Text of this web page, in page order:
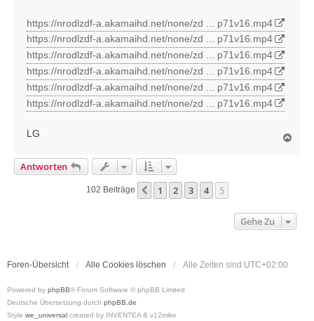
a
g
https://nrodlzdf-a.akamaihd.net/none/zd ... p71v16.mp4
https://nrodlzdf-a.akamaihd.net/none/zd ... p71v16.mp4
https://nrodlzdf-a.akamaihd.net/none/zd ... p71v16.mp4
https://nrodlzdf-a.akamaihd.net/none/zd ... p71v16.mp4
https://nrodlzdf-a.akamaihd.net/none/zd ... p71v16.mp4
https://nrodlzdf-a.akamaihd.net/none/zd ... p71v16.mp4
LG
n
Antworten
102 Beiträge Vorherige
1 2 3 4 5
Gehe Zu
Foren-Übersicht Alle Cookies löschen Alle Zeiten sind UTC+02:00
Powered by phpBB® Forum Software © phpBB Limited
Deutsche Übersetzung durch phpBB.de
Style we_universal created by INVENTEA & v12mike